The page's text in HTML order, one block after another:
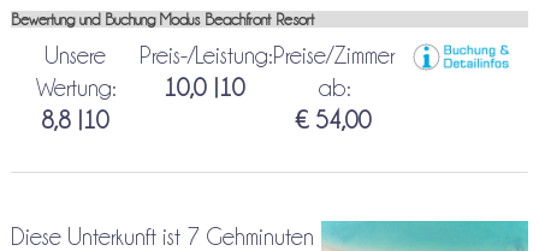
Bewertung und Buchung Modus Beachfront Resort
Unsere
Wertung:
8,8 |10
Preis-/Leistung:
10,0 |10
Preise/Zimmer
ab:
€ 54,00
Diese Unterkunft ist 7 Gehminuten